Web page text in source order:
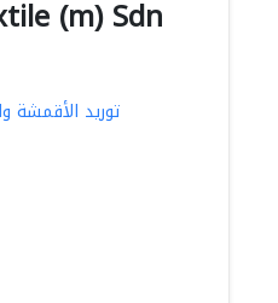
(m) Sdn
توريد الأقمشة